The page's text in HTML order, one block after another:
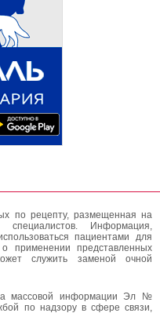
по рецепту, размещенная на
Информация,
пациентами для
применении представленных
служить заменой очной
массовой информации Эл №
по надзору в сфере связи,